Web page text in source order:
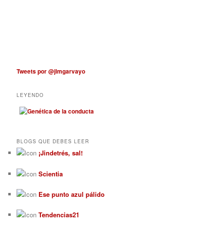
Tweets por @jlmgarvayo
LEYENDO
BLOGS QUE DEBES LEER
¡Jindetrés, sal!
Scientia
Ese punto azul pálido
Tendencias21